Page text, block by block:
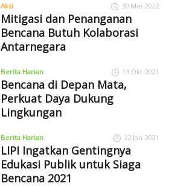
Aksi 30 Mei 2022
Mitigasi dan Penanganan
Bencana Butuh Kolaborasi
Antarnegara
Berita Harian 13 Okt 2021
Bencana di Depan Mata,
Perkuat Daya Dukung
Lingkungan
Berita Harian 22 Jan 2021
LIPI Ingatkan Gentingnya
Edukasi Publik untuk Siaga
Bencana 2021